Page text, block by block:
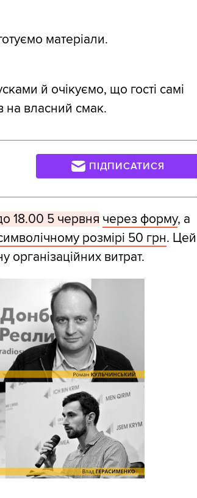
матеріали.
й очікуємо, що гості самі
на власний смак.
ПІДПИСАТИСЯ
18.00 5 червня через форму, а
розмірі 50 грн. Цей
витрат.